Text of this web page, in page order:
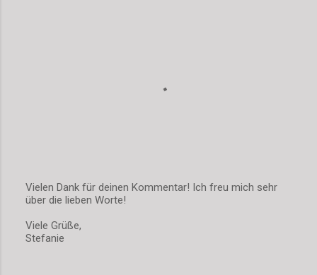
K
m
m
Vielen Dank für deinen Kommentar! Ich freu mich sehr
über die lieben Worte!
Viele Grüße,
Stefanie